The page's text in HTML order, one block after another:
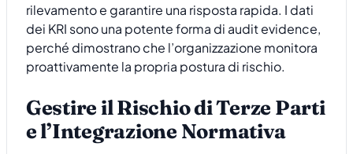
rilevamento e garantire una risposta rapida. I dati
dei KRI sono una potente forma di audit evidence,
perché dimostrano che l’organizzazione monitora
proattivamente la propria postura di rischio.
Gestire il Rischio di Terze Parti
e l’Integrazione Normativa